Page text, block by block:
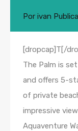
Por ivan
[dropcap]T[/
The Palm is
and offers 5-
of private
impressive
Aquaventure